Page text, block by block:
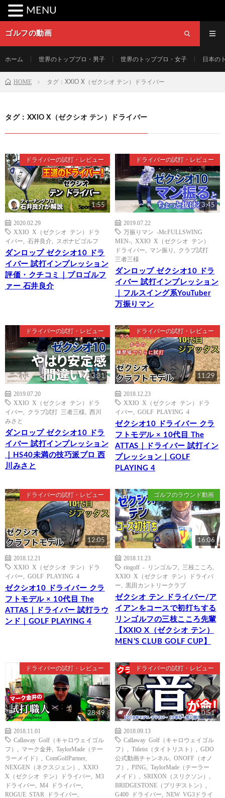
ゴルフの動画
ホーム 世界のトッププロ・男子 世界のトッププロ・女子 日本の
HOME タグ：XXIO X（ゼクシオ テン）ドライバー
タグ：XXIO X（ゼクシオ テン）ドライバー
ドライバーの試打・レビュー
1:55
2020.02.29
XXIO X（ゼクシオ テン）ドラ
イバー
石井良介 スポナビゴルフ
ダンロップ ゼクシオ10 ドラ
イバー 試打インプレッション
評価・クチコミ｜プロゴルフ
ァー 石井良介
ドライバーの試打・レビュー
3:45
2019.07.22
万振りマン -Mr.FULLSWING
MEN-
XXIO X（ゼクシオ テン）
ドライバー
マン振り
クラブ試打
三者三様
ダンロップ ゼクシオ10 ドラ
イバー 試打インプレッション
｜フルスイング系YouTuber
万振りマン
ドライバーの試打・レビュー
3:31
2019.07.20
XXIO X（ゼクシオ テン）ドラ
イバー
クラブ試打 三者三様
西川
みさと
ダンロップ ゼクシオ10 ドラ
イバー 試打インプレッション
｜HS40未満の技巧派プロ 西
川みさと
ドライバーの試打・レビュー
11:29
2018.12.23
XXIO X（ゼクシオ テン）ドラ
イバー
GOLF PLAYING 4
ゼクシオ10 ドライバー クラ
フトモデル × 10代目 The
ATTAS｜ドライバー 試打イン
プレッション｜GOLF
PLAYING 4
ドライバーの試打・レビュー
12:05
2018.12.21
XXIO X（ゼクシオ テン）ドラ
イバー
GOLF PLAYING 4
ゼクシオ10 ドライバー クラ
フトモデル × 10代目 The
ATTAS｜ドライバー 試打ラウ
ンド｜GOLF PLAYING 4
ゴルフのラウンド動画
16:06
2018.11.23
ringolf - リンゴルフ
三枝こころ
XXIO X（ゼクシオ テン）ドライバ
ー
黒田カントリークラブ
ゼクシオ テン ドライバー/ア
イアンをコースで初打ちする
リンゴルフの三枝こころ先輩
【XXIO X（ゼクシオ テン）
MEN’S CLUB GOLF CUP】
ドライバーの試打・レビュー
28:49
2018.11.01
Callaway Golf（キャロウェイゴル
フ）
マーク金井
TaylorMade（テー
ラーメイド）
ComGolfPartner
NEXGEN（ネクスジェン）
XXIO
X（ゼクシオ テン）ドライバー
M3
ドライバー
M4 ドライバー
ROGUE STAR ドライバー
ドライバーの試打・レビュー
0:51
2018.09.13
Callaway Golf（キャロウェイゴル
フ）
Titleist（タイトリスト）
GDO
公式動画チャンネル
ONOFF（オノ
フ）
PING
TaylorMade（テーラー
メイド）
SRIXON（スリクソン）
BRIDGESTONE（ブリヂストン）
G400 ドライバー
NEW VG3ドライ
MENU